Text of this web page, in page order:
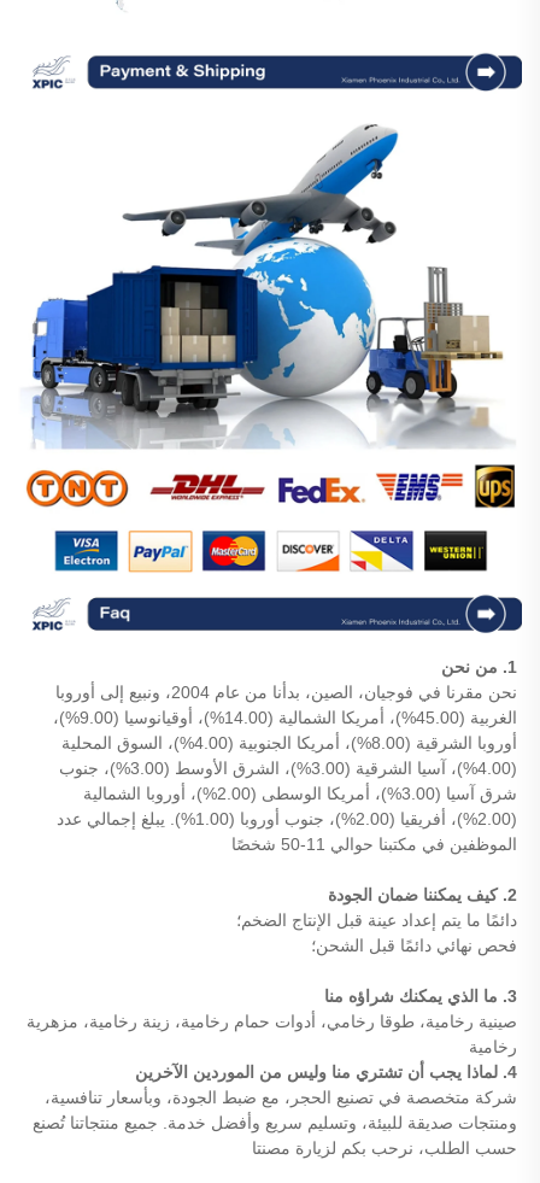
1. من نحن
نحن مقرنا في فوجيان، الصين، بدأنا من عام 2004، ونبيع إلى أوروبا
الغربية (45.00%)، أمريكا الشمالية (14.00%)، أوقيانوسيا (9.00%)،
أوروبا الشرقية (8.00%)، أمريكا الجنوبية (4.00%)، السوق المحلية
(4.00%)، آسيا الشرقية (3.00%)، الشرق الأوسط (3.00%)، جنوب
شرق آسيا (3.00%)، أمريكا الوسطى (2.00%)، أوروبا الشمالية
(2.00%)، أفريقيا (2.00%)، جنوب أوروبا (1.00%). يبلغ إجمالي عدد
الموظفين في مكتبنا حوالي 11-50 شخصًا
2. كيف يمكننا ضمان الجودة
دائمًا ما يتم إعداد عينة قبل الإنتاج الضخم؛
فحص نهائي دائمًا قبل الشحن؛
3. ما الذي يمكنك شراؤه منا
صينية رخامية، طوقا رخامي، أدوات حمام رخامية، زينة رخامية، مزهرية
رخامية
4. لماذا يجب أن تشتري منا وليس من الموردين الآخرين
شركة متخصصة في تصنيع الحجر، مع ضبط الجودة، وبأسعار تنافسية،
ومنتجات صديقة للبيئة، وتسليم سريع وأفضل خدمة. جميع منتجاتنا تُصنع
حسب الطلب، نرحب بكم لزيارة مصنتا